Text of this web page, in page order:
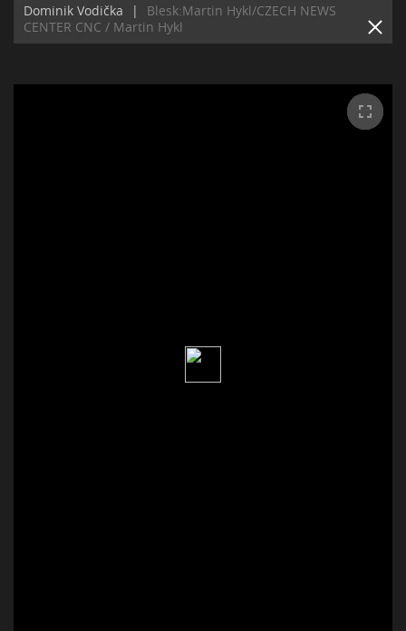
Dominik Vodička |
Blesk:Martin Hykl/CZECH NEWS
CENTER CNC / Martin Hykl